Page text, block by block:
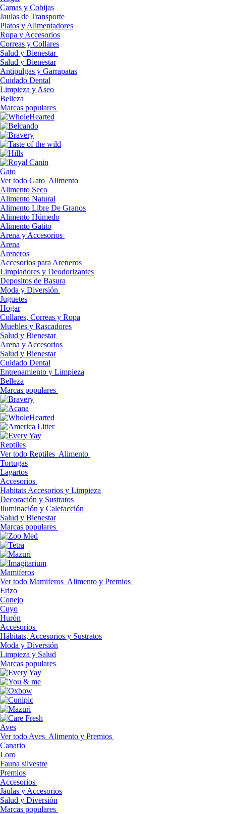
Camas y Cobijas
Jaulas de Transporte
Platos y Alimentadores
Ropa y Accesorios
Correas y Collares
Salud y Bienestar
Salud y Bienestar
Antipulgas y Garrapatas
Cuidado Dental
Limpieza y Aseo
Belleza
Marcas populares
Gato
Ver todo Gato Alimento
Alimento Seco
Alimento Natural
Alimento Libre De Granos
Alimento Húmedo
Alimento Gatito
Arena y Accesorios
Arena
Areneros
Accesorios para Areneros
Limpiadores y Deodorizantes
Depositos de Basura
Moda y Diversión
Juguetes
Hogar
Collares, Correas y Ropa
Muebles y Rascadores
Salud y Bienestar
Arena y Accesorios
Salud y Bienestar
Cuidado Dental
Entrenamiento y Limpieza
Belleza
Marcas populares
Reptiles
Ver todo Reptiles Alimento
Tortugas
Lagartos
Accesorios
Habitats Accesorios y Limpieza
Decoración y Sustratos
Iluminación y Calefacción
Salud y Bienestar
Marcas populares
Mamiferos
Ver todo Mamiferos Alimento y Premios
Erizo
Conejo
Cuyo
Hurón
Accesorios
Hábitats, Accesorios y Sustratos
Moda y Diversión
Limpieza y Salud
Marcas populares
Aves
Ver todo Aves Alimento y Premios
Canario
Loro
Fauna silvestre
Premios
Accesorios
Jaulas y Accesorios
Salud y Diversión
Marcas populares